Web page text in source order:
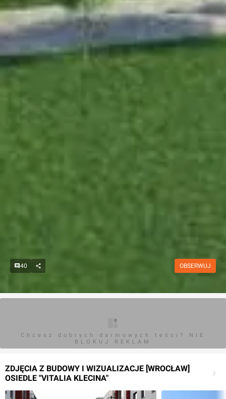
40 OBSERWUJ
Chcesz dobrych darmowych teści? NIE
BLOKUJ REKLAM
ZDJĘCIA Z BUDOWY I WIZUALIZACJE [WROCŁAW]
OSIEDLE "VITALIA KLECINA"